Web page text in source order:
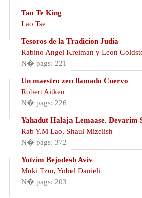
Tao Te King
Lao Tse
Tesoros de la Tradicion Judia
Rabino Angel Kreiman y Leon
N� pags: 221
Un maestro zen llamado Cuervo
Robert Aitken
N� pags: 226
Yahadut Halaja Lemaase. Devarim
Rab Y.M Lao, Shaul Mizelish
N� pags: 372
Yotzim Bejodesh Aviv
Muki Tzur, Yobel Danieli
N� pags: 203